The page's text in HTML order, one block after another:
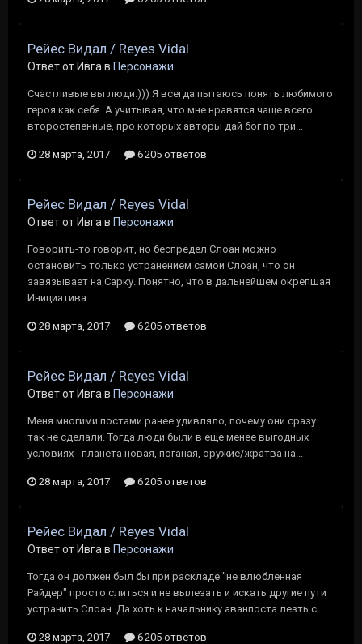
Рейес Видал / Reyes Vidal
Ответ от Ивга в Персонажи
Счастливые вы люди:))) Я всегда пытаюсь понять любимого
героя как себя. А учитывая, что мне нравятся чаще всего
второстепенные, про которых авторы дай бог по три...
28 марта, 2017 6 205 ответов
Рейес Видал / Reyes Vidal
Ответ от Ивга в Персонажи
Говорить-то говорит, но беспредел Слоан можно
остановить только устранением самой Слоан, что он
завязывает на Сарку. Понятно, что в дальнейшем окрепшая
Инициатива...
28 марта, 2017 6 205 ответов
Рейес Видал / Reyes Vidal
Ответ от Ивга в Персонажи
Меня многими постами ранее удивляло, почему они сразу
так не сделали. Тогда люди были в еще менее выгодных
условиях - планета новая, поганая, оружие/жратва на...
28 марта, 2017 6 205 ответов
Рейес Видал / Reyes Vidal
Ответ от Ивга в Персонажи
Тогда он должен был бы при раскладе "не влюбленная
Райдер" просто слиться и не вылезать и искать другие пути
устранить Слоан. Да хоть к начальнику аванпоста лезть с...
28 марта, 2017 6 205 ответов